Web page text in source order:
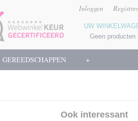
Inloggen
UW
Geen producten
GEREEDSCHAPPEN +
Ook interessant